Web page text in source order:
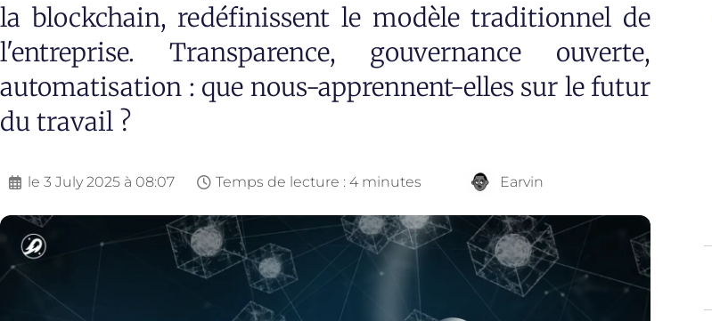
la blockchain, redéfinissent le modèle traditionnel de
l'entreprise. Transparence, gouvernance ouverte,
automatisation : que nous-apprennent-elles sur le futur
du travail ?
le 3 July 2025 à 08:07 Temps de lecture : 4 minutes Earvin